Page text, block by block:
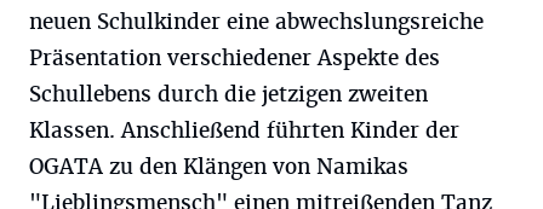
neuen Schulkinder eine abwechslungsreiche
Präsentation verschiedener Aspekte des
Schullebens durch die jetzigen zweiten
Klassen. Anschließend führten Kinder der
OGATA zu den Klängen von Namikas
"Lieblingsmensch" einen mitreißenden Tanz